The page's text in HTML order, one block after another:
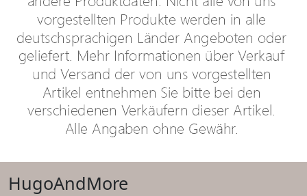
HugoAndMore